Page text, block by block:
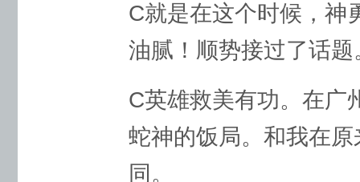
C就是在这个时候，神
油腻！顺势接过了话题
C英雄救美有功。在广
蛇神的饭局。和我在
同。